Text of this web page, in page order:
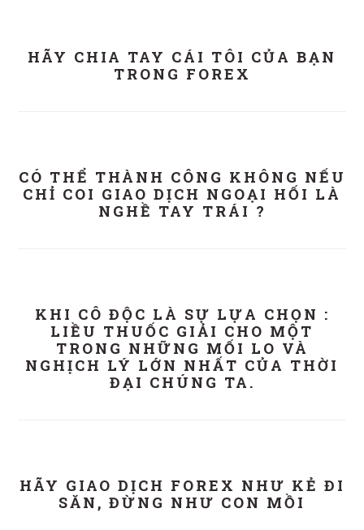
HÃY CHIA TAY CÁI TÔI CỦA BẠN
TRONG FOREX
CÓ THỂ THÀNH CÔNG KHÔNG NẾU
CHỈ COI GIAO DỊCH NGOẠI HỐI LÀ
NGHỀ TAY TRÁI ?
KHI CÔ ĐỘC LÀ SỰ LỰA CHỌN :
LIỀU THUỐC GIẢI CHO MỘT
TRONG NHỮNG MỐI LO VÀ
NGHỊCH LÝ LỚN NHẤT CỦA THỜI
ĐẠI CHÚNG TA.
HÃY GIAO DỊCH FOREX NHƯ KẺ ĐI
SĂN, ĐỪNG NHƯ CON MỒI